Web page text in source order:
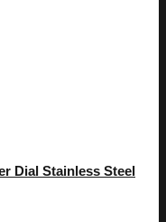
Dial Stainless Steel